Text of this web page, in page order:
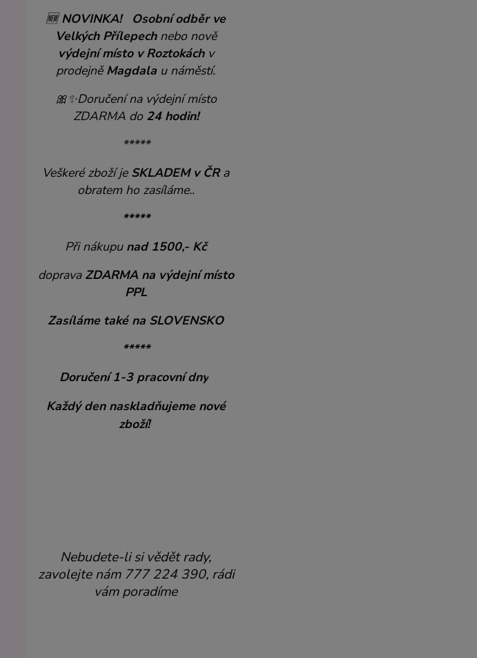
🆕NOVINKA!
Osobní odběr ve
Velkých Přílepechnebo nově
výdejní místo v Roztokáchv
prodejněMagdala u náměstí.
🎀✨Doručení na výdejní místo
ZDARMA do 24 hodin!
*****
Veškeré zboží je SKLADEM v ČRa
obratem ho zasíláme..
*****
Při nákupu nad 1500,- Kč
doprava ZDARMA na výdejní místo
PPL
Zasíláme také na SLOVENSKO
*****
Doručení 1-3 pracovní dny
Každý den naskladňujeme nové
zboží!
Nebudete-li si vědět rady,
zavolejte nám 777 224 390, rádi
vám poradíme